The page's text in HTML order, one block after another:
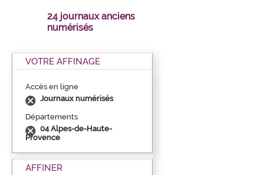
24 journaux anciens
numérisés
VOTRE AFFINAGE
Accès en ligne
Journaux numérisés
Départements
04 Alpes-de-Haute-
Provence
AFFINER